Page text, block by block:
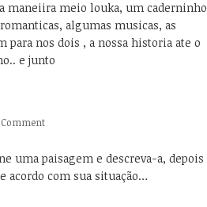
maneiira meio louka, um caderninho
algumas musicas, as
para nos dois , a nossa historia ate o
e junto
Comment
uma paisagem e descreva-a, depois
acordo com sua situação…